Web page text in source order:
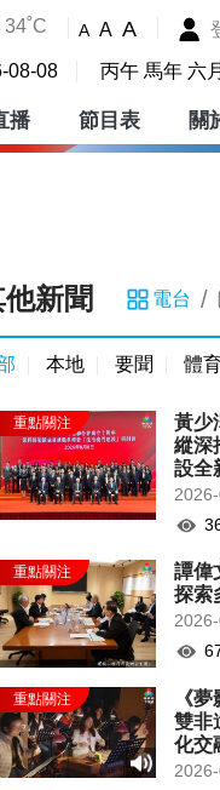
34˚C A A A
08-08 丙午 馬年 六
播 節目表 關
新聞 電台 /
本地 要聞 體
黃少
縱深
設全
譚偉
探索
《
雙非
化交